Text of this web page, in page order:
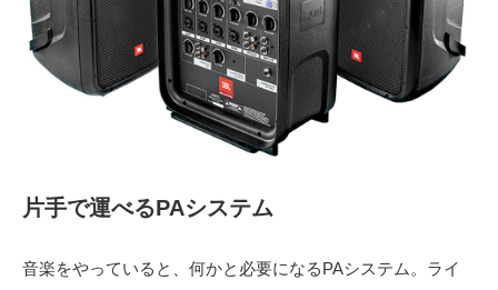
片手で運べるPAシステム
音楽をやっていると、何かと必要になるPAシステム。ライ